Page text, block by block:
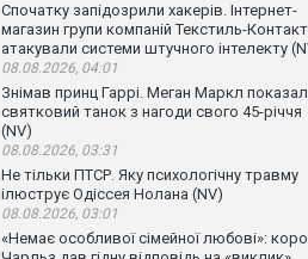
Спочатку запідозрили хакерів. Інтернет-
магазин групи компаній Текстиль-Контакт
атакували системи штучного інтелекту
08.08.2026, 04:01
Знімав принц Гаррі. Меган Маркл
святковий танок з нагоди свого 45-річчя
(NV)
08.08.2026, 03:31
Не тільки ПТСР. Яку психологічну травму
ілюструє Одіссея Нолана (NV)
08.08.2026, 03:01
«Немає особливої сімейної любові»: